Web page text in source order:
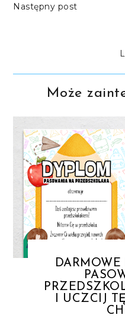
Następny post
Może
I UCZCIJ